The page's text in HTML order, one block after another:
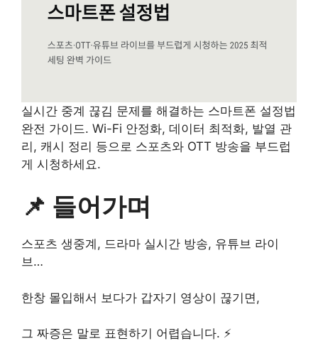
실시간 중계 끊김 문제를 해결하는 스마트폰 설정법
완전 가이드. Wi-Fi 안정화, 데이터 최적화, 발열 관
리, 캐시 정리 등으로 스포츠와 OTT 방송을 부드럽
게 시청하세요.
📌 들어가며
스포츠 생중계, 드라마 실시간 방송, 유튜브 라이
브…
한창 몰입해서 보다가 갑자기 영상이 끊기면,
그 짜증은 말로 표현하기 어렵습니다. ⚡